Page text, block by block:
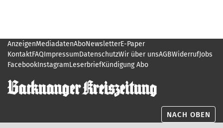
AnzeigenMediadatenAboNewsletterE-Paper
KontaktFAQImpressumDatenschutzWir über unsAGBWiderrufJobs
FacebookInstagramLeserbriefKündigung Abo
NACH OBEN